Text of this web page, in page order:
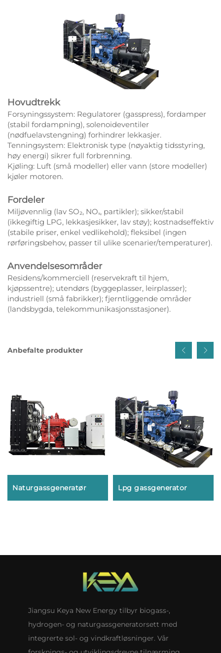
Hovudtrekk
Forsyningssystem: Regulatorer (gasspress), fordamper
(stabil fordampning), solenoideventiler
(nødfuelavstengning) forhindrer lekkasjer.
Tenningsystem: Elektronisk type (nøyaktig tidsstyring,
høy energi) sikrer full forbrenning.
Kjøling: Luft (små modeller) eller vann (store modeller)
kjøler motoren.
Fordeler
Miljøvennlig (lav SO₂, NOₓ, partikler); sikker/stabil
(ikkegiftig LPG, lekkasjesikker, lav støy); kostnadseffektiv
(stabile priser, enkel vedlikehold); fleksibel (ingen
rørføringsbehov, passer til ulike scenarier/temperaturer).
Anvendelsesområder
Residens/kommerciell (reservekraft til hjem,
kjøpssentre); utendørs (byggeplasser, leirplasser);
industriell (små fabrikker); fjerntliggende områder
(landsbygda, telekommunikasjonsstasjoner).
Anbefalte produkter
Naturgassgeneratør Lpg gassgenerator
Jiangsu Keya New Energy tilbyr biogass-,
hydrogen- og naturgassgeneratorsett med
integrerte sol- og vindkraftløsninger. Vår